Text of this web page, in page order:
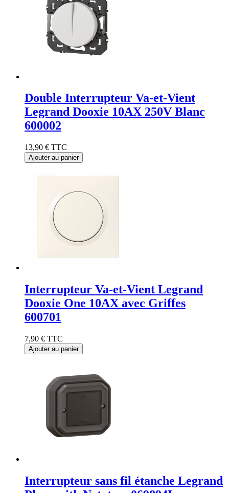
Double Interrupteur Va-et-Vient
Legrand Dooxie 10AX 250V Blanc
600002
13,90 € TTC
Ajouter au panier
Interrupteur Va-et-Vient Legrand
Dooxie One 10AX avec Griffes
600701
7,90 € TTC
Ajouter au panier
Interrupteur sans fil étanche Legrand